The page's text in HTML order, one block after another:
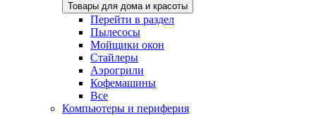
Товары для дома и красоты
Перейти в раздел
Пылесосы
Мойщики окон
Стайлеры
Аэрогрили
Кофемашины
Все
Компьютеры и периферия